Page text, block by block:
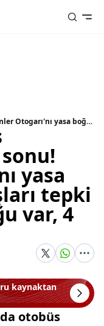
Senegalli otobüs tamircisinin feci sonu! Esenler Otogarı'nı yasa boğdu | Arkadaşları tepki gösterdi: 4 çocuğu var, 4 bin dolar lazım
yasa
tepki
var, 4
kaynaktan
otobüs